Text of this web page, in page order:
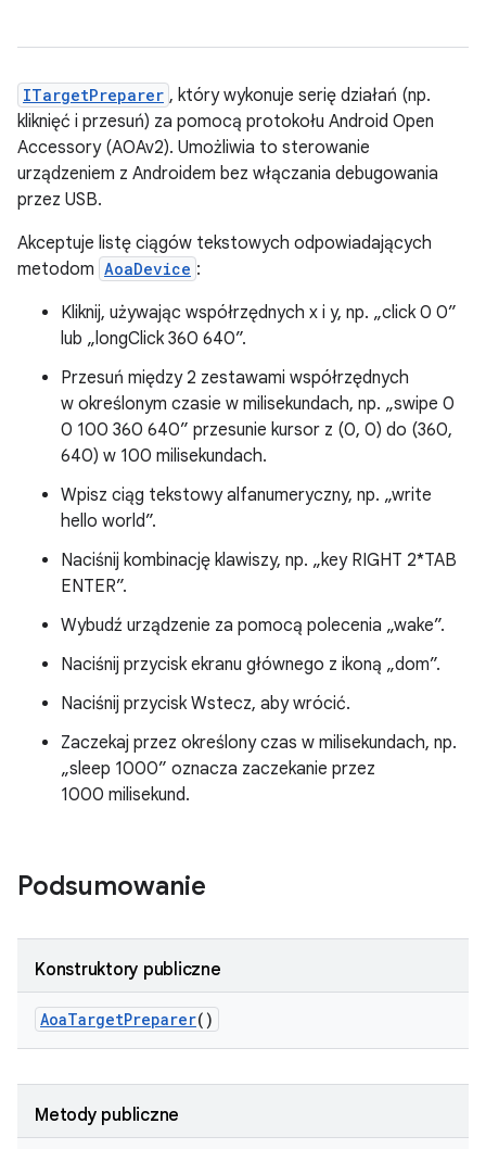
ITargetPreparer , który wykonuje serię działań (np.
kliknięć i przesuń) za pomocą protokołu Android Open
Accessory (AOAv2). Umożliwia to sterowanie
urządzeniem z Androidem bez włączania debugowania
przez USB.
Akceptuje listę ciągów tekstowych odpowiadających
metodom AoaDevice :
Kliknij, używając współrzędnych x i y, np. „click 0 0”
lub „longClick 360 640”.
Przesuń między 2 zestawami współrzędnych
w określonym czasie w milisekundach, np. „swipe 0
0 100 360 640” przesunie kursor z (0, 0) do (360,
640) w 100 milisekundach.
Wpisz ciąg tekstowy alfanumeryczny, np. „write
hello world”.
Naciśnij kombinację klawiszy, np. „key RIGHT 2*TAB
ENTER”.
Wybudź urządzenie za pomocą polecenia „wake”.
Naciśnij przycisk ekranu głównego z ikoną „dom”.
Naciśnij przycisk Wstecz, aby wrócić.
Zaczekaj przez określony czas w milisekundach, np.
„sleep 1000” oznacza zaczekanie przez
1000 milisekund.
Podsumowanie
Konstruktory publiczne
AoaTargetPreparer()
Metody publiczne